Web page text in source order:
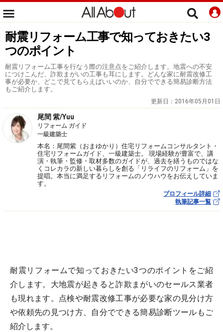
耐震リフォーム工事で知っておきたい3
つのポイント
耐震リフォーム工事を行なう際の注意点をご紹介します。地震への不安
につけこんだ、詐欺まがいの工事も耳にします。どんな家に耐震改修工
事が必要か、どこで見てもらえばいいのか、自分でできる簡易診断方法
もご紹介します。
更新日： 2016年05月01日
尾間 紫/Yuu
リフォーム ガイド
一級建築士
本名：尾間紫（おまゆかり）住宅リフォームコンサルタント・
住宅リフォームガイド、一級建築士。 現場経験が豊富で、講
演・執筆・監修・取材多数のガイドが、過去を繕うものではな
くコレカラの新しい暮らしを創る「リライフのリフォーム」を
提唱。本当に満足するリフォームのノウハウをお伝えしていま
す。
プロフィール詳細
執筆記事一覧
耐震リフォームで知っておきたい3つのポイントをご紹
介します。大地震が起きると詐欺まがいのセールス業者
も現れます。点検や耐震改修工事が必要な家の見分け方
や依頼先の見つけ方、自分でできる簡易診断ツールもご
紹介します。